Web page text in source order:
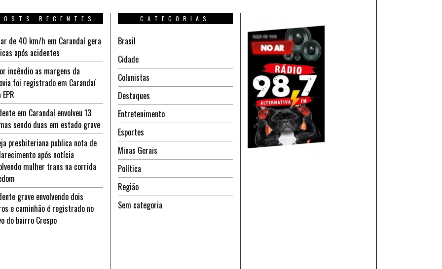
RECENTES
de 40 km/h em Carandaí gera
após acidentes
incêndio as margens da
foi registrado em Carandaí
em Carandaí envolveu 13
sendo duas em estado grave
presbiteriana publica nota de
após notícia
mulher trans na corrida
grave envolvendo dois
e caminhão é registrado no
do bairro Crespo
CATEGORIAS
Brasil
Cidade
Colunistas
Destaques
Entretenimento
Esportes
Minas Gerais
Política
Região
Sem categoria